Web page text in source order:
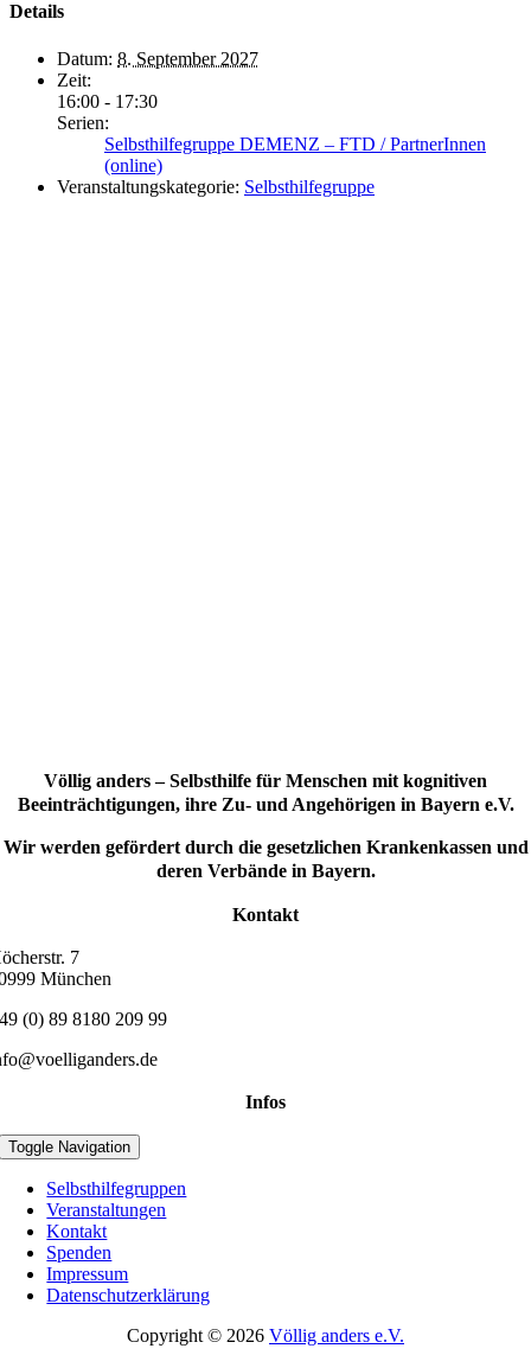
Details
Datum: 8. September 2027
Zeit:
16:00 - 17:30
Serien:
Selbsthilfegruppe DEMENZ – FTD / PartnerInnen
(online)
Veranstaltungskategorie: Selbsthilfegruppe
Völlig anders – Selbsthilfe für Menschen mit kognitiven
Beeinträchtigungen, ihre Zu- und Angehörigen in Bayern e.V.
Wir werden gefördert durch die gesetzlichen Krankenkassen und
deren Verbände in Bayern.
Kontakt
7
München
(0) 89 8180 209 99
Infos
Toggle Navigation
Selbsthilfegruppen
Veranstaltungen
Kontakt
Spenden
Impressum
Datenschutzerklärung
Copyright © 2026 Völlig anders e.V.